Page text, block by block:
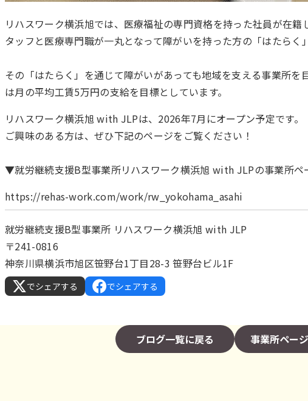
リハスワーク横浜旭では、医療福祉の専門資格を持った社員が在籍
タッフと医療専門職が一丸となって障がいを持った方の「はたらく
その「はたらく」を通じて障がいがあっても地域を支える事業所を
は月の平均工賃5万円の支給を目標としています。
リハスワーク横浜旭 with JLPは、2026年7月にオープン予定です。
ご興味のある方は、ぜひ下記のページをご覧ください！
▼就労継続支援B型事業所リハスワーク横浜旭 with JLPの事業所ペ
https://rehas-work.com/work/rw_yokohama_asahi
就労継続支援B型事業所 リハスワーク横浜旭 with JLP
〒241-0816
神奈川県横浜市旭区笹野台1丁目28-3 笹野台ビル1F
でシェアする でシェアする
ブログ一覧に戻る 事業所ペー